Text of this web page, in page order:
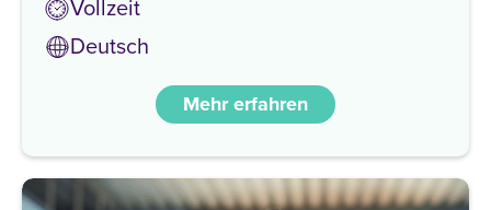
Vollzeit
Deutsch
Mehr erfahren